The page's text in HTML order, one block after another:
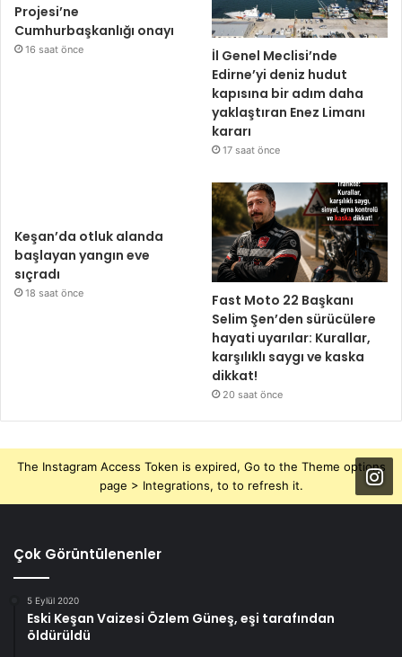
Projesi’ne
Cumhurbaşkanlığı onayı
16 saat önce
İl Genel Meclisi’nde
Edirne’yi deniz hudut
kapısına bir adım daha
yaklaştıran Enez Limanı
kararı
17 saat önce
Keşan’da otluk alanda
başlayan yangın eve
sıçradı
18 saat önce
Fast Moto 22 Başkanı
Selim Şen’den sürücülere
hayati uyarılar: Kurallar,
karşılıklı saygı ve kaska
dikkat!
20 saat önce
The Instagram Access Token is expired, Go to the Theme options
page > Integrations, to to refresh it.
Çok Görüntülenenler
5 Eylül 2020
Eski Keşan Vaizesi Özlem Güneş, eşi tarafından
öldürüldü